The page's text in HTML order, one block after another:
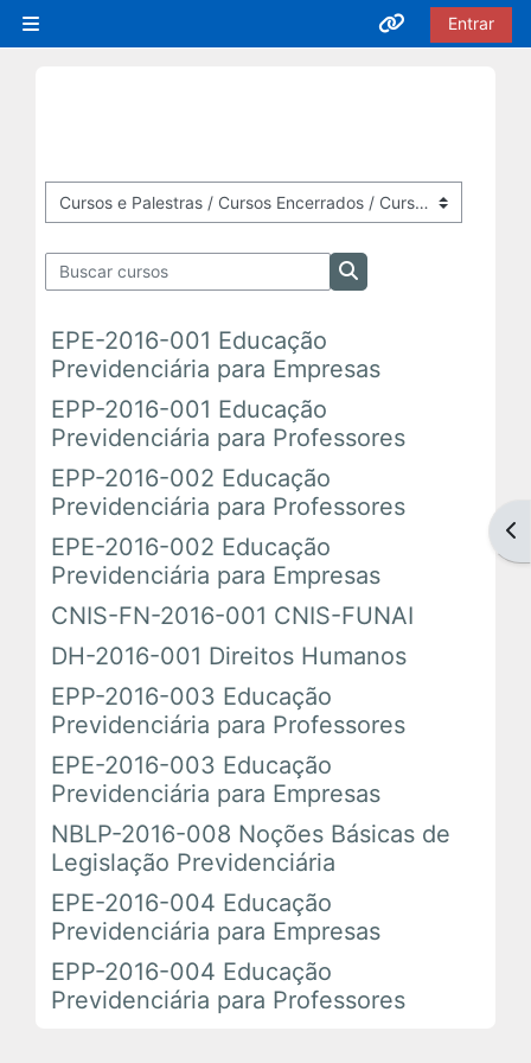
Painel lateralAcesso rápido
Inscrições Abertas
Em Andamento
Próximas Ofertas
Encerrados
Cursos Presenciais
Em Andamento
Encerrados
Espaço das Superintendências
Trilhas de Aprendizagem
Ações Extracurriculares
Palestras
Próximas
Entrar
Categorias de Cursos
Buscar cursos
Buscar cursos
EPE-2016-001 Educação
Previdenciária para Empresas
EPP-2016-001 Educação
Previdenciária para Professores
EPP-2016-002 Educação
Previdenciária para Professores
EPE-2016-002 Educação
Previdenciária para Empresas
CNIS-FN-2016-001 CNIS-FUNAI
DH-2016-001 Direitos Humanos
EPP-2016-003 Educação
Previdenciária para Professores
EPE-2016-003 Educação
Previdenciária para Empresas
NBLP-2016-008 Noções Básicas de
Legislação Previdenciária
EPE-2016-004 Educação
Previdenciária para Empresas
EPP-2016-004 Educação
Previdenciária para Professores